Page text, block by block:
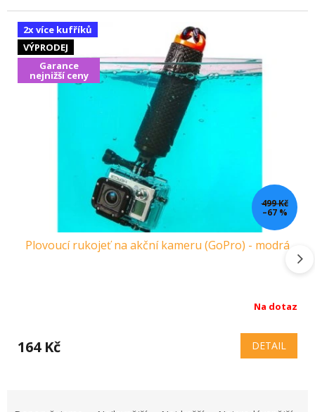
2x více kufříků
VÝPRODEJ
Garance
nejnižší ceny
499 Kč
–67 %
Plovoucí rukojeť na akční kameru (GoPro) - modrá
Na dotaz
164 Kč DETAIL